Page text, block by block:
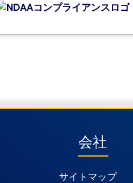
会社
サイトマップ